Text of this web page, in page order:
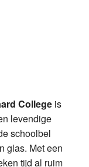
College is
levendige
schoolbel
glas. Met een
tijd al ruim